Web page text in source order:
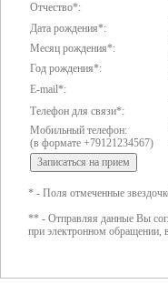
Отчество*:
Дата рождения*:
Месяц рождения*:
Год рождения*:
E-mail*:
Телефон для связи*:
Мобильный телефон:
(в формате +79121234567)
* - Поля отмеченные
** - Отправляя данные Вы
при электронном обращении,